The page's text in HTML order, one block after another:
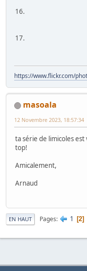
16.
17.
https://www.flickr.com/
masoala
12 Novembre 2023, 18:57:34
ta série de limicoles
top!
Amicalement,
Arnaud
EN HAUT Pages 1 2